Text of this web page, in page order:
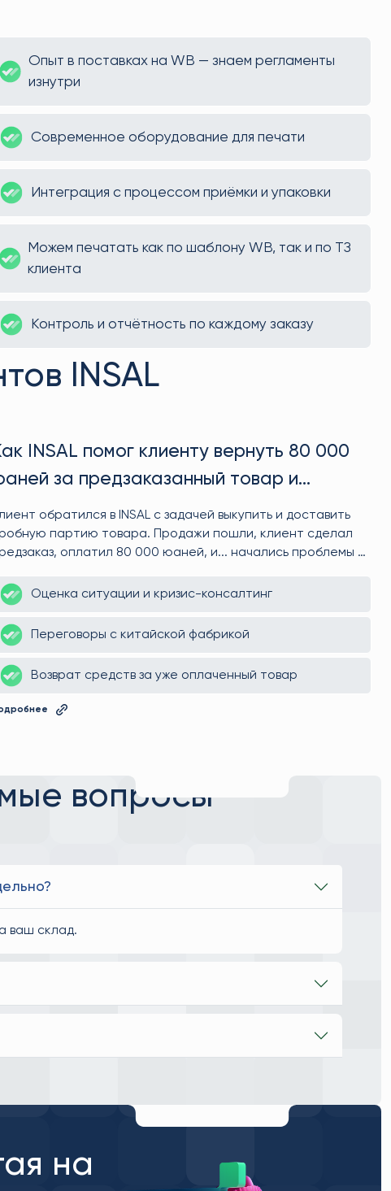
Опыт в поставках на WB — знаем регламенты
изнутри
Современное оборудование для печати
Интеграция с процессом приёмки и упаковки
Можем печатать как по шаблону WB, так и по ТЗ
клиента
Контроль и отчётность по каждому заказу
INSAL
INSAL помог клиенту вернуть 80 000
за предзаказанный товар и
убытков
обратился в INSAL с задачей выкупить и доставить
партию товара. Продажи пошли, клиент сделал
оплатил 80 000 юаней, и... начались проблемы с
просто вмешались, а вернули всё до копейки и помогли
переинвестировать в товар, который реально
Оценка ситуации и кризис-консалтинг
Переговоры с китайской фабрикой
Возврат средств за уже оплаченный товар
вопросы
ваш склад.
на